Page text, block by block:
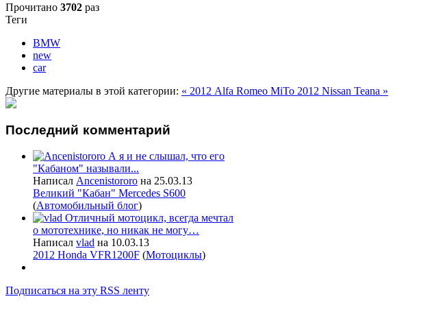
Прочитано 3702 раз
Теги
BMW
new
car
Другие материалы в этой категории: « 2012 Alfa Romeo MiTo 2012 Nissan Teana »
Последний комментарий
А я и не слышал, что его
"Кабаном" называли...
Написал Ancenistororo на 25.03.13
Великий "Кабан" Mercedes S600
(Автомобильный блог)
Отличный мотоцикл, всегда мечтал
о мототехнике, но никак не могу…
Написал vlad на 10.03.13
2012 Honda VFR1200F (Мотоциклы)
Подписаться на эту RSS ленту